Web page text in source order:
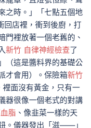
之時。」「七點五個地
回店裡，衝到後廚，打
門裡放著一個老舊的、
新竹 自律神經檢查了
（這是醬料界的基礎公
才會用）。保險箱新竹
裡面沒有黃金，只有一
器很像一個老式的對講
脂 、像韭菜一樣的天
。儀器發出「滋——」